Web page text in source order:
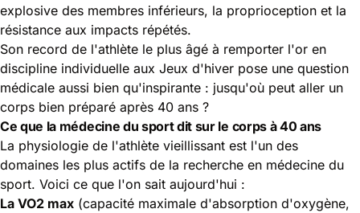
explosive des membres inférieurs, la proprioception et la
résistance aux impacts répétés.
Son record de l'athlète le plus âgé à remporter l'or en
discipline individuelle aux Jeux d'hiver pose une question
médicale aussi bien qu'inspirante : jusqu'où peut aller un
corps bien préparé après 40 ans ?
Ce que la médecine du sport dit sur le corps à 40 ans
La physiologie de l'athlète vieillissant est l'un des
domaines les plus actifs de la recherche en médecine du
sport. Voici ce que l'on sait aujourd'hui :
La VO2 max (capacité maximale d'absorption d'oxygène,